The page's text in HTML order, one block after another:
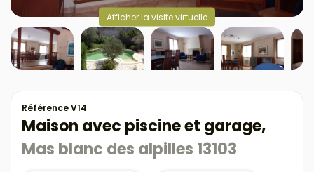
Afficher la visite virtuelle
Référence V14
Maison avec piscine et garage,
Mas blanc des alpilles 13103